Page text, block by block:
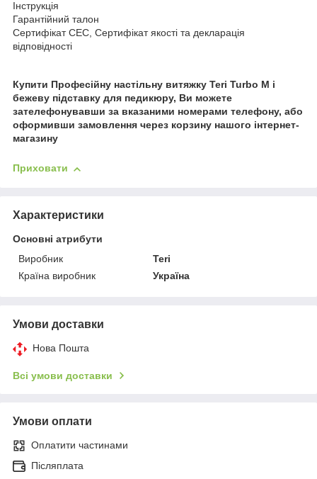
Інструкція
Гарантійний талон
Сертифікат СЕС, Сертифікат якості та декларація
відповідності
Купити Професійну настільну витяжку Teri Turbo M і
бежеву підставку для педикюру, Ви можете
зателефонувавши за вказаними номерами телефону, або
оформивши замовлення через корзину нашого інтернет-
магазину
Приховати
Характеристики
Основні атрибути
Виробник
Teri
Країна виробник
Україна
Умови доставки
Нова Пошта
Всі умови доставки
Умови оплати
Оплатити частинами
Післяплата